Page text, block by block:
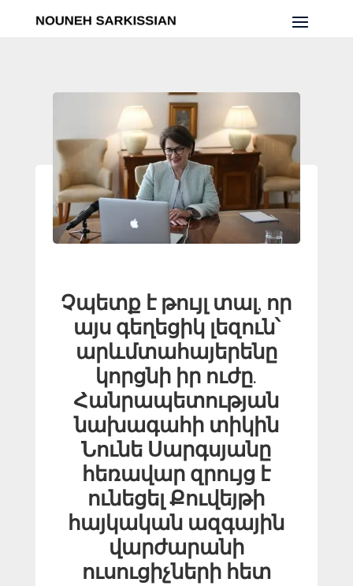
Չպետք է թույլ տալ, որ
այս գեղեցիկ լեզուն՝
արևմտահայերենը
կորցնի իր ուժը.
Հանրապետության
նախագահի տիկին
Նունե Սարգսյանը
հեռավար զրույց է
ունեցել Քուվեյթի
հայկական ազգային
վարժարանի
ուսուցիչների հետ